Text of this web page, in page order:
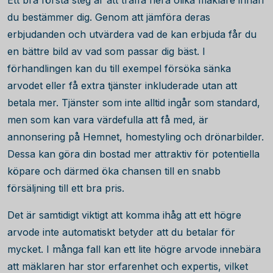
du bestämmer dig. Genom att jämföra deras
erbjudanden och utvärdera vad de kan erbjuda får du
en bättre bild av vad som passar dig bäst. I
förhandlingen kan du till exempel försöka sänka
arvodet eller få extra tjänster inkluderade utan att
betala mer. Tjänster som inte alltid ingår som standard,
men som kan vara värdefulla att få med, är
annonsering på Hemnet, homestyling och drönarbilder.
Dessa kan göra din bostad mer attraktiv för potentiella
köpare och därmed öka chansen till en snabb
försäljning till ett bra pris.
Det är samtidigt viktigt att komma ihåg att ett högre
arvode inte automatiskt betyder att du betalar för
mycket. I många fall kan ett lite högre arvode innebära
att mäklaren har stor erfarenhet och expertis, vilket